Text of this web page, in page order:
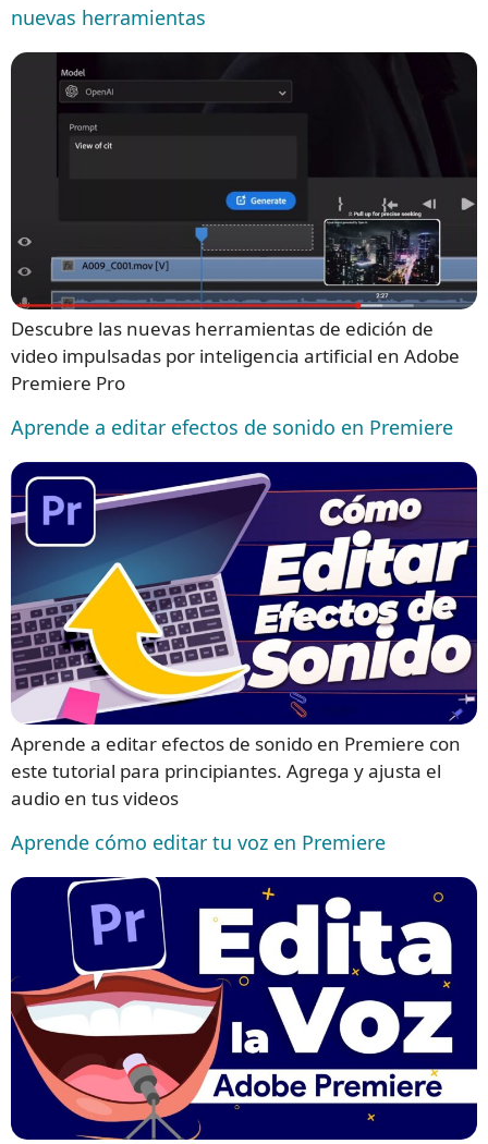
nuevas herramientas
Descubre las nuevas herramientas de edición de
video impulsadas por inteligencia artificial en Adobe
Premiere Pro
Aprende a editar efectos de sonido en Premiere
Aprende a editar efectos de sonido en Premiere con
este tutorial para principiantes. Agrega y ajusta el
audio en tus videos
Aprende cómo editar tu voz en Premiere